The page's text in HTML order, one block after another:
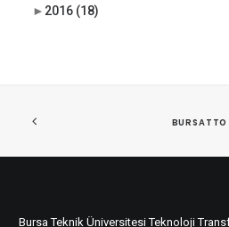
► 2016 (18)
BURSATTO
Bursa Teknik Üniversitesi Teknoloji